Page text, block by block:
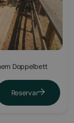
Doppelbett
Reservar